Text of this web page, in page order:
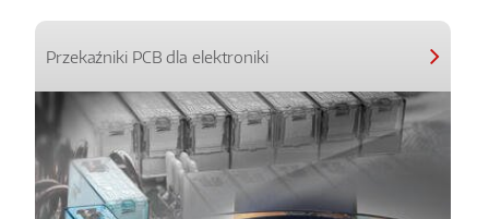
Przekaźniki PCB dla elektroniki